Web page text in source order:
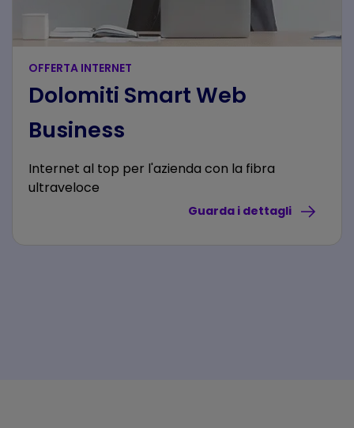
OFFERTA INTERNET
Dolomiti Smart Web
Business
Internet al top per l'azienda con la fibra
ultraveloce
Guarda i dettagli